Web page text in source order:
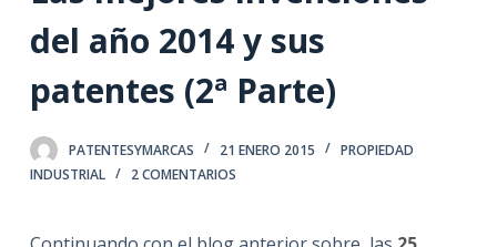
n
e
n
d
del año 2014 y sus
patentes (2ª Parte)
PATENTESYMARCAS 21 ENERO 2015
PROPIEDAD
INDUSTRIAL
2 COMENTARIOS